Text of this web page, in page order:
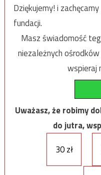
Dziękujemy! i
fundacji.
Masz świadomość
niezależnych
wspieraj
Uważasz, że robimy
do jutra,
30 zł